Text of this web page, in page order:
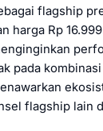
flagship
harga Rp
pada
flagship lain